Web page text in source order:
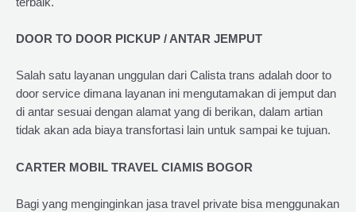
DOOR TO DOOR PICKUP / ANTAR JEMPUT
Salah satu layanan unggulan dari Calista trans adalah door to
door service dimana layanan ini mengutamakan di jemput dan
di antar sesuai dengan alamat yang di berikan, dalam artian
tidak akan ada biaya transfortasi lain untuk sampai ke tujuan.
CARTER MOBIL TRAVEL CIAMIS BOGOR
Bagi yang menginginkan jasa travel private bisa menggunakan